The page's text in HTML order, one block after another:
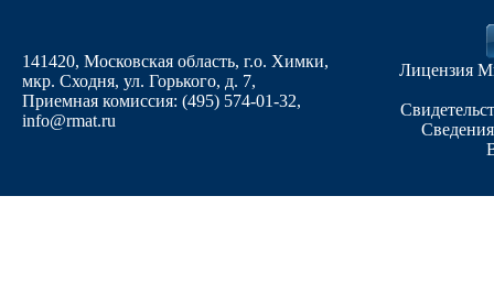
141420, Московская область, г.о. Химки,
мкр. Сходня, ул. Горького, д. 7,
Приемная комиссия: (495) 574-01-32,
info@rmat.ru
Лицензия